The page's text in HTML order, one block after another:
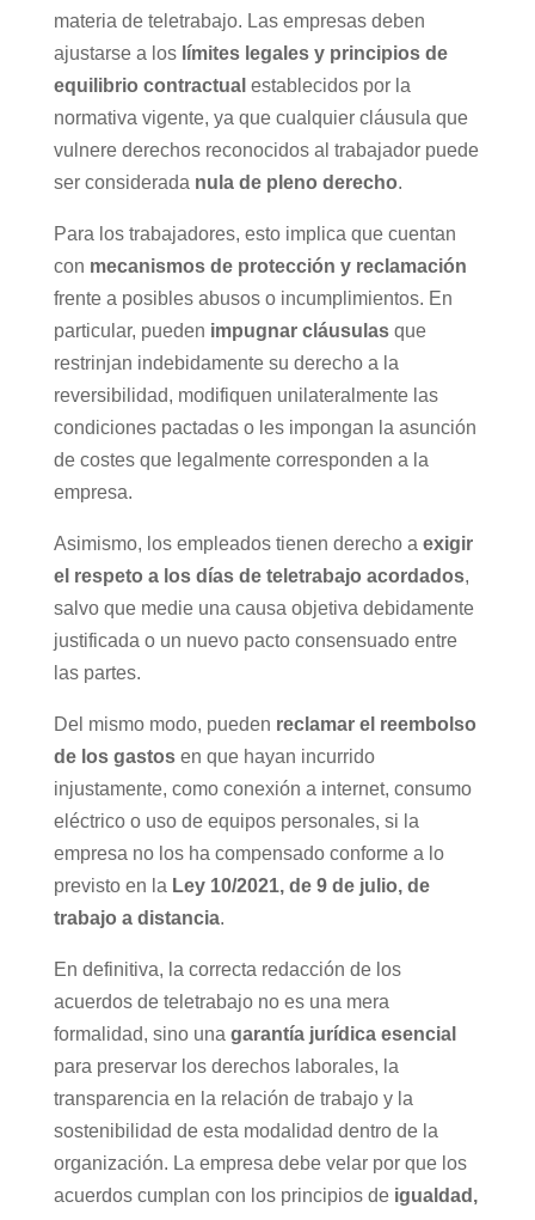
materia de teletrabajo. Las empresas deben
ajustarse a los límites legales y principios de
equilibrio contractual establecidos por la
normativa vigente, ya que cualquier cláusula que
vulnere derechos reconocidos al trabajador puede
ser considerada nula de pleno derecho.
Para los trabajadores, esto implica que cuentan
con mecanismos de protección y reclamación
frente a posibles abusos o incumplimientos. En
particular, pueden impugnar cláusulasque
restrinjan indebidamente su derecho a la
reversibilidad, modifiquen unilateralmente las
condiciones pactadas o les impongan la asunción
de costes que legalmente corresponden a la
empresa.
Asimismo, los empleados tienen derecho a exigir
el respeto a los días de teletrabajo acordados,
salvo que medie una causa objetiva debidamente
justificada o un nuevo pacto consensuado entre
las partes.
Del mismo modo, pueden reclamar el reembolso
de los gastosen que hayan incurrido
injustamente, como conexión a internet, consumo
eléctrico o uso de equipos personales, si la
empresa no los ha compensado conforme a lo
previsto en la Ley 10/2021, de 9 de julio, de
trabajo a distancia.
En definitiva, la correcta redacción de los
acuerdos de teletrabajo no es una mera
formalidad, sino una garantía jurídica esencial
para preservar los derechos laborales, la
transparencia en la relación de trabajo y la
sostenibilidad de esta modalidad dentro de la
organización. La empresa debe velar por que los
acuerdos cumplan con los principios de igualdad,